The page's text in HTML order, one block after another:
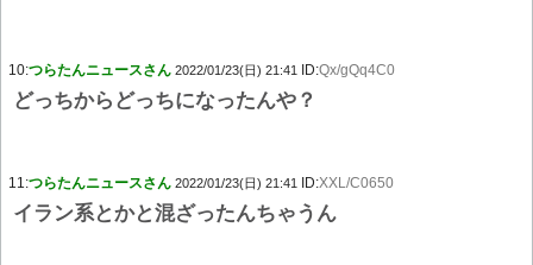
10:つらたんニュースさん 2022/01/23(日) 21:41 ID:Qx/gQq4C0
どっちからどっちになったんや？
11:つらたんニュースさん 2022/01/23(日) 21:41 ID:XXL/C0650
イラン系とかと混ざったんちゃうん